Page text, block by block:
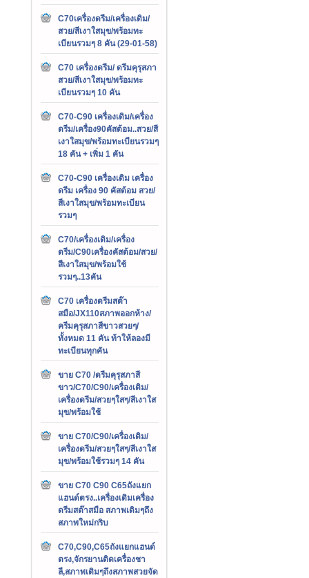
C70เครื่องดรีม/เครื่องเดิม/
สวย/สีเงาใสมุข/พร้อมทะ
เบียนรวมๆ 8 คัน (29-01-58)
C70 เครื่องดรีม/ ดรีมคุรุสภา
สวย/สีเงาใสมุข/พร้อมทะ
เบียนรวมๆ 10 คัน
C70-C90 เครื่องเดิม/เครื่อง
ดรีม/เครื่อง90คัสต้อม..สวย/สี
เงาใสมุข/พร้อมทะเบียนรวมๆ
18 คัน + เพิ่ม 1 คัน
C70-C90 เครื่องเดิม เครื่อง
ดรีม เครื่อง 90 คัสต้อม สวย/
สีเงาใสมุข/พร้อมทะเบียน
รวมๆ
C70/เครื่องเดิม/เครื่อง
ดรีม/C90เครื่องคัสต้อม/สวย/
สีเงาใสมุข/พร้อมใช้
รวมๆ..13คัน
C70 เครื่องดรีมสต๊า
สมือ/JX110สภาพออกห้าง/
ครีมคุรุสภาสีขาวสวยๆ/
ทั้งหมด 11 คัน ท้าให้ลองมี
ทะเบียนทุกคัน
ขาย C70 /ดรีมคุรุสภาสี
ขาว/C70/C90/เครื่องเดิม/
เครื่องดรีม/สวยๆใสๆ/สีเงาใส
มุข/พร้อมใช้
ขาย C70/C90/เครื่องเดิม/
เครื่องดรีม/สวยๆใสๆ/สีเงาใส
มุข/พร้อมใช้รวมๆ 14 คัน
ขาย C70 C90 C65ถังแยก
แฮนด์ตรง..เครื่องเดิมเครื่อง
ดรีมสต๊าสมือ สภาพเดิมๆถึง
สภาพใหม่กริบ
C70,C90,C65ถังแยกแฮนด์
ตรง,จักรยานติดเครื่องชา
ลี,สภาพเดิมๆถึงสภาพสวยจัด